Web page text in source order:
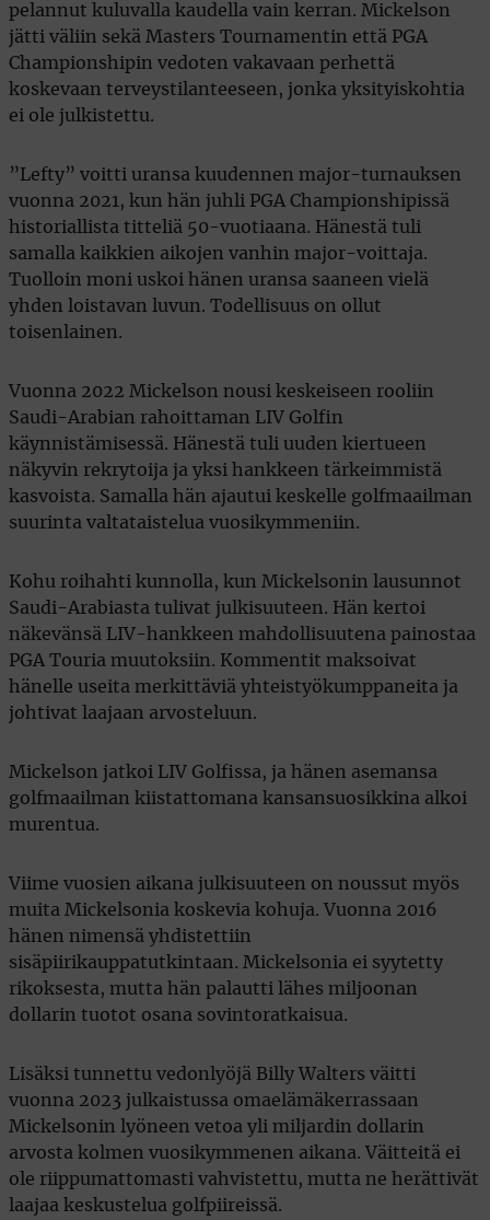
pelannut kuluvalla kaudella vain kerran. Mickelson
jätti väliin sekä Masters Tournamentin että PGA
Championshipin vedoten vakavaan perhettä
koskevaan terveystilanteeseen, jonka yksityiskohtia
ei ole julkistettu.
”Lefty” voitti uransa kuudennen major-turnauksen
vuonna 2021, kun hän juhli PGA Championshipissä
historiallista titteliä 50-vuotiaana. Hänestä tuli
samalla kaikkien aikojen vanhin major-voittaja.
Tuolloin moni uskoi hänen uransa saaneen vielä
yhden loistavan luvun. Todellisuus on ollut
toisenlainen.
Vuonna 2022 Mickelson nousi keskeiseen rooliin
Saudi-Arabian rahoittaman LIV Golfin
käynnistämisessä. Hänestä tuli uuden kiertueen
näkyvin rekrytoija ja yksi hankkeen tärkeimmistä
kasvoista. Samalla hän ajautui keskelle golfmaailman
suurinta valtataistelua vuosikymmeniin.
Kohu roihahti kunnolla, kun Mickelsonin lausunnot
Saudi-Arabiasta tulivat julkisuuteen. Hän kertoi
näkevänsä LIV-hankkeen mahdollisuutena painostaa
PGA Touria muutoksiin. Kommentit maksoivat
hänelle useita merkittäviä yhteistyökumppaneita ja
johtivat laajaan arvosteluun.
Mickelson jatkoi LIV Golfissa, ja hänen asemansa
golfmaailman kiistattomana kansansuosikkina alkoi
murentua.
Viime vuosien aikana julkisuuteen on noussut myös
muita Mickelsonia koskevia kohuja. Vuonna 2016
hänen nimensä yhdistettiin
sisäpiirikauppatutkintaan. Mickelsonia ei syytetty
rikoksesta, mutta hän palautti lähes miljoonan
dollarin tuotot osana sovintoratkaisua.
Lisäksi tunnettu vedonlyöjä Billy Walters väitti
vuonna 2023 julkaistussa omaelämäkerrassaan
Mickelsonin lyöneen vetoa yli miljardin dollarin
arvosta kolmen vuosikymmenen aikana. Väitteitä ei
ole riippumattomasti vahvistettu, mutta ne herättivät
laajaa keskustelua golfpiireissä.